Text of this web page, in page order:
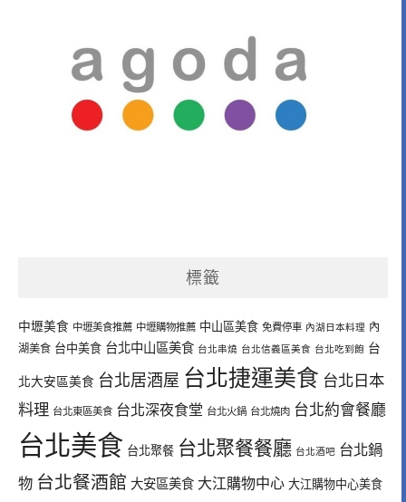
標籤
中壢美食 中壢美食推薦 中壢購物推薦 中山區美食 免費停車 內湖日本料理 內
湖美食 台中美食 台北中山區美食 台北串燒 台北信義區美食 台北吃到飽 台
北大安區美食 台北居酒屋 台北捷運美食 台北日本
料理 台北東區美食 台北深夜食堂 台北火鍋 台北燒肉 台北約會餐廳
台北美食 台北聚餐 台北聚餐餐廳 台北酒吧 台北鍋
物 台北餐酒館 大安區美食 大江購物中心 大江購物中心美食